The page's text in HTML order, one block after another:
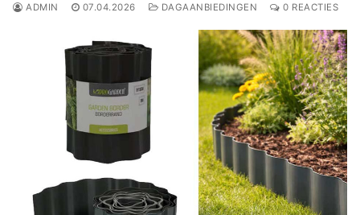
ADMIN 07.04.2026 DAGAANBIEDINGEN 0 REACTIES